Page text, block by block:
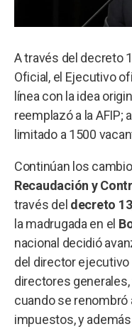
A través del decreto
Oficial, el Ejecutivo
línea con la idea
reemplazó a la AFIP;
limitado a 1500
Continúan los
Recaudación y
través del decreto
la madrugada en el
nacional decidió
del director
directores
cuando se renombró
impuestos, y